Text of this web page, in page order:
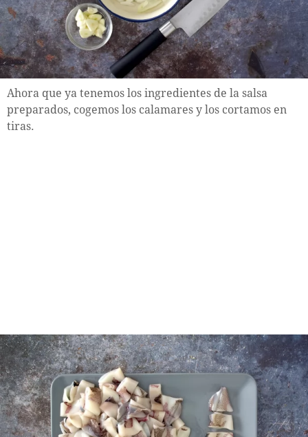
Ahora que ya tenemos los ingredientes de la salsa
preparados, cogemos los calamares y los cortamos en
tiras.